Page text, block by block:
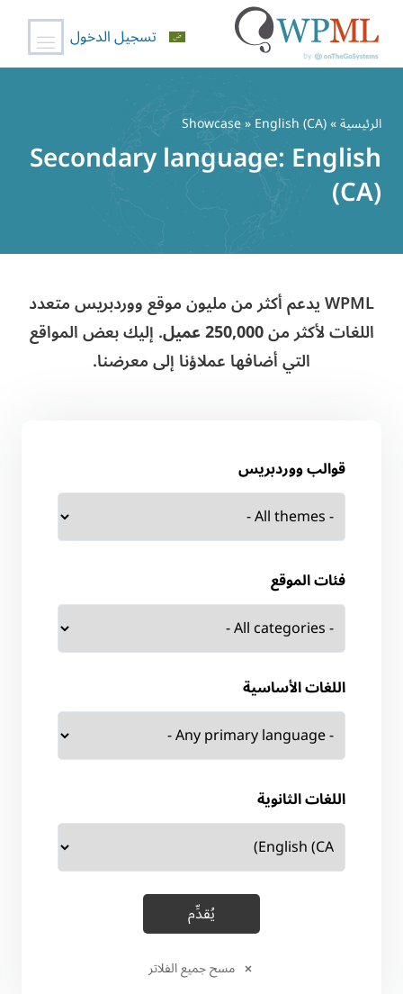
المحتوى
تسجيل الدخول
الرئيسية»
Showcase» English (CA)
Secondary language:English
(CA)
WPML يدعم أكثر من مليون موقع ووردبريس متعدد
اللغات لأكثر من250,000 عميل
. إليك بعض المواقع
التي أضافها عملاؤنا إلى معرضنا.
قوالب ووردبريس
فئات الموقع
اللغات الأساسية
اللغات الثانوية
مسح جميع الفلاتر